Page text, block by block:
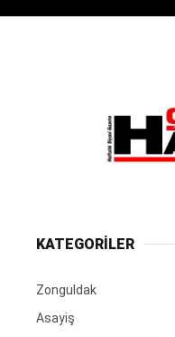
KATEGORİLER
Zonguldak
Asayiş